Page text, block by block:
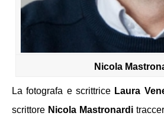
Nicola
La fotografa e scrittrice Laura
scrittore Nicola Mastronardi